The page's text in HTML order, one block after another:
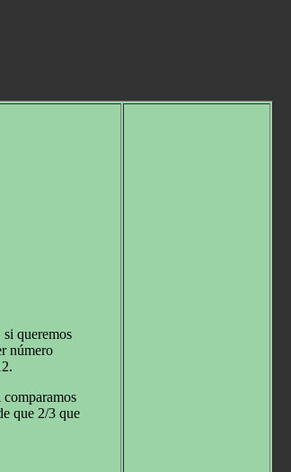
queremos
número
que 2/3 que